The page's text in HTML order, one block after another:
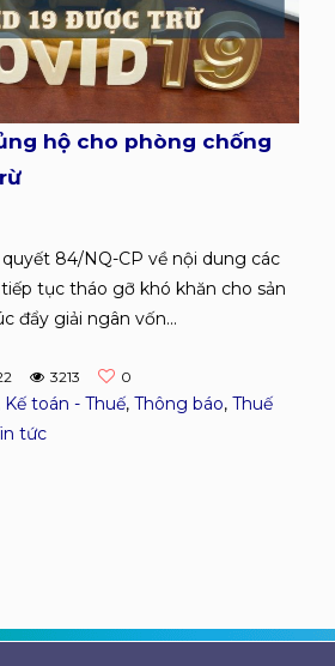
hộ cho phòng chống
84/NQ-CP về nội dung các
tục tháo gỡ khó khăn cho sản
đẩy giải ngân vốn...
3213 0
Kế toán - Thuế, Thông báo, Thuế
tức